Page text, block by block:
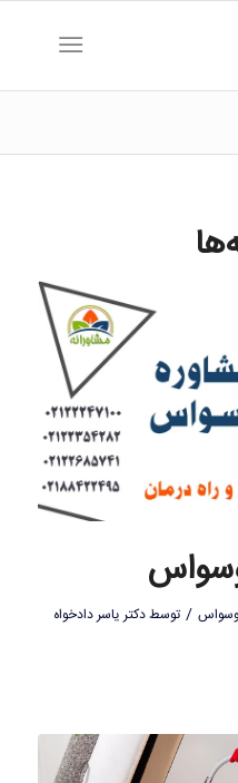
وسواس / توسطدکتر یاسر دادخواه